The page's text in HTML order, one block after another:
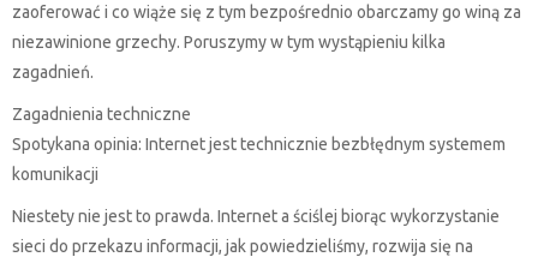
zaoferować i co wiąże się z tym bezpośrednio obarczamy go winą za
niezawinione grzechy. Poruszymy w tym wystąpieniu kilka
zagadnień.
Zagadnienia techniczne
Spotykana opinia: Internet jest technicznie bezbłędnym systemem
komunikacji
Niestety nie jest to prawda. Internet a ściślej biorąc wykorzystanie
sieci do przekazu informacji, jak powiedzieliśmy, rozwija się na